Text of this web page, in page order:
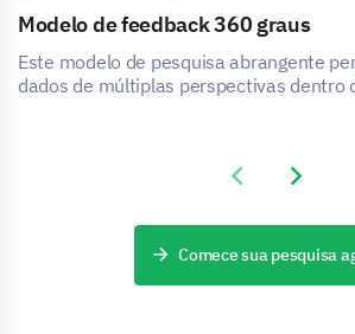
Modelo de feedback 360 graus
Este modelo de pesquisa abrangente
dados de múltiplas perspectivas dentro
Previous slide
Next slide
Comece sua pesquisa